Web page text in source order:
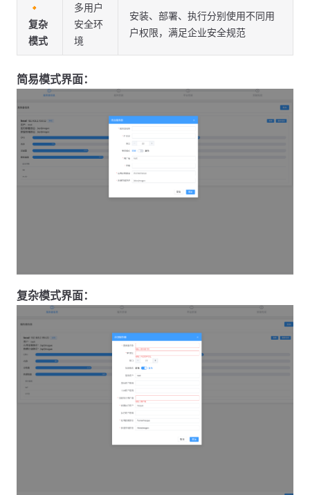
🔸
复杂
模式
多用户
安全环
境
安装、部署、执行分别使用不同用
户权限，满足企业安全规范
简易模式界面：
复杂模式界面：